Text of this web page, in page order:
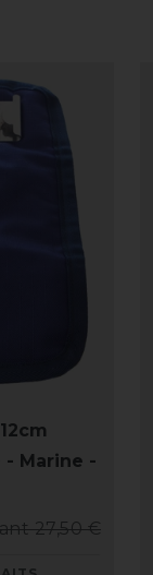
- Marine -
27,50 €